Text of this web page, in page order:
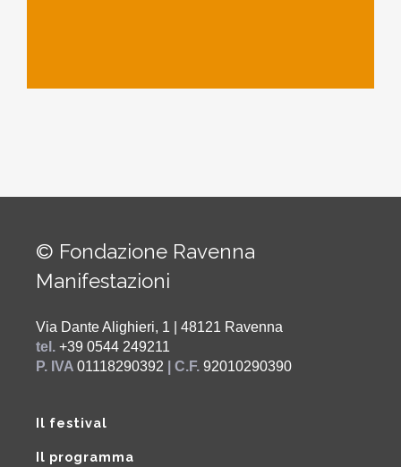
© Fondazione Ravenna
Manifestazioni
Via Dante Alighieri, 1 | 48121 Ravenna
tel. +39 0544 249211
P. IVA 01118290392 | C.F. 92010290390
Il festival
Il programma